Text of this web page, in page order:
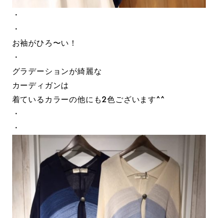
・
・
お袖がひろ〜い！
・
グラデーションが綺麗な
カーディガンは
着ているカラーの他にも2色ございます^^
・
・